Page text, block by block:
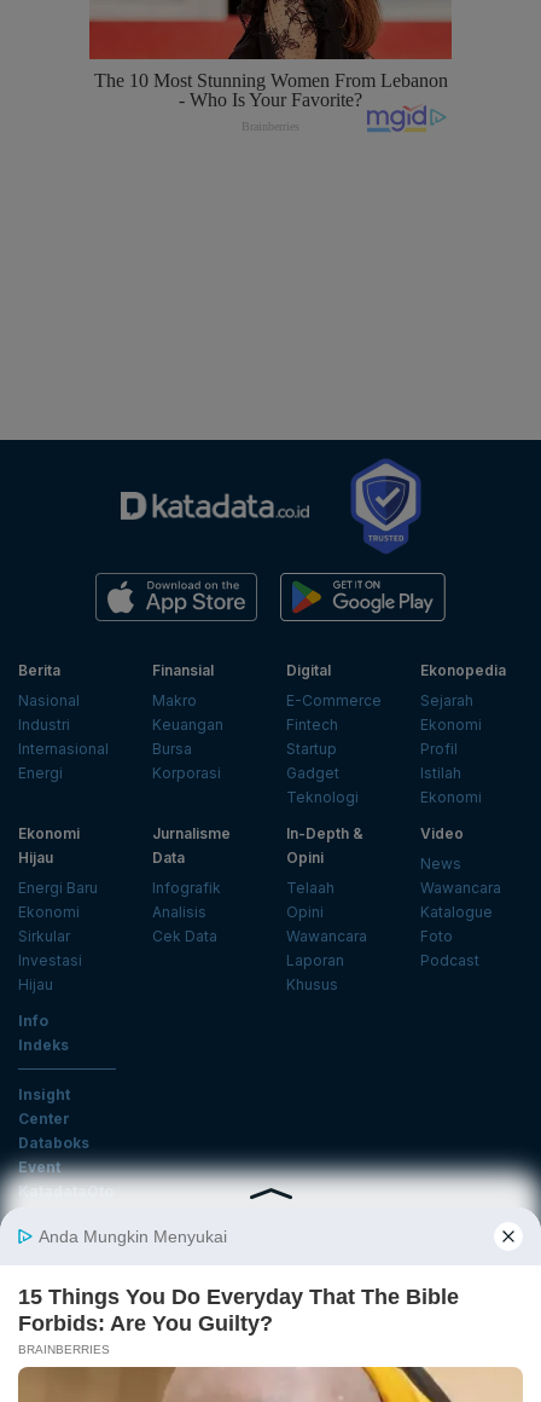
Berita
Nasional
Industri
Internasional
Energi
Finansial
Makro
Keuangan
Bursa
Korporasi
Digital
E-Commerce
Fintech
Startup
Gadget
Teknologi
Ekonopedia
Sejarah
Ekonomi
Profil
Istilah
Ekonomi
Ekonomi
Hijau
Energi Baru
Ekonomi
Sirkular
Investasi
Hijau
Jurnalisme
Data
Infografik
Analisis
Cek Data
In-Depth &
Opini
Telaah
Opini
Wawancara
Laporan
Khusus
Video
News
Wawancara
Katalogue
Foto
Podcast
Info
Indeks
Insight
Center
Databoks
Event
KatadataOto
Email
Daftar